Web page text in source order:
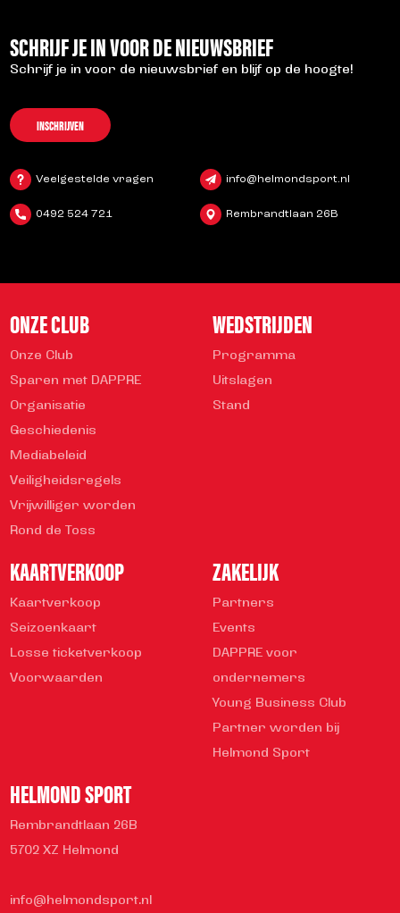
SCHRIJF JE IN VOOR DE NIEUWSBRIEF
Schrijf je in voor de nieuwsbrief en blijf op de hoogte!
INSCHRIJVEN
Veelgestelde vragen info@helmondsport.nl
0492 524 721 Rembrandtlaan 26B
ONZE CLUB
Onze Club
Sparen met DAPPRE
Organisatie
Geschiedenis
Mediabeleid
Veiligheidsregels
Vrijwilliger worden
Rond de Toss
WEDSTRIJDEN
Programma
Uitslagen
Stand
KAARTVERKOOP
Kaartverkoop
Seizoenkaart
Losse ticketverkoop
Voorwaarden
ZAKELIJK
Partners
Events
DAPPRE voor
ondernemers
Young Business Club
Partner worden bij
Helmond Sport
HELMOND SPORT
Rembrandtlaan 26B
5702 XZ Helmond
info@helmondsport.nl